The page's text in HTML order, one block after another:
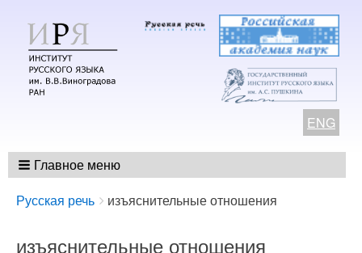
ENG
Главное меню
Breadcrumbs
You
here:
Русская речь изъяснительные отношения
изъяснительные отношения